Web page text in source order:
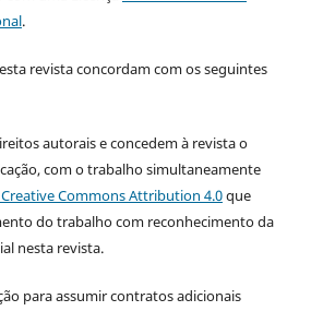
.
revista concordam com os seguintes
autorais e concedem à revista o
com o trabalho simultaneamente
Creative Commons Attribution 4.0que
do trabalho com reconhecimento da
nesta revista.
para assumir contratos adicionais